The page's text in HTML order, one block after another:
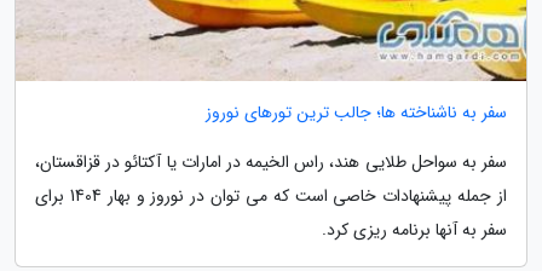
سفر به ناشناخته ها؛ جالب ترین تورهای نوروز
سفر به سواحل طلایی هند، راس الخیمه در امارات یا آکتائو در قزاقستان،
از جمله پیشنهادات خاصی است که می توان در نوروز و بهار 1404 برای
سفر به آنها برنامه ریزی کرد.